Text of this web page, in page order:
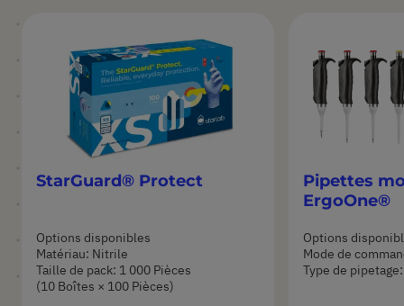
StarGuard® Protect
Options disponibles
Matériau: Nitrile
Taille de pack: 1 000 Pièces
(10 Boîtes × 100 Pièces)
Pipettes
ErgoOne®
Options
Mode de
Type de